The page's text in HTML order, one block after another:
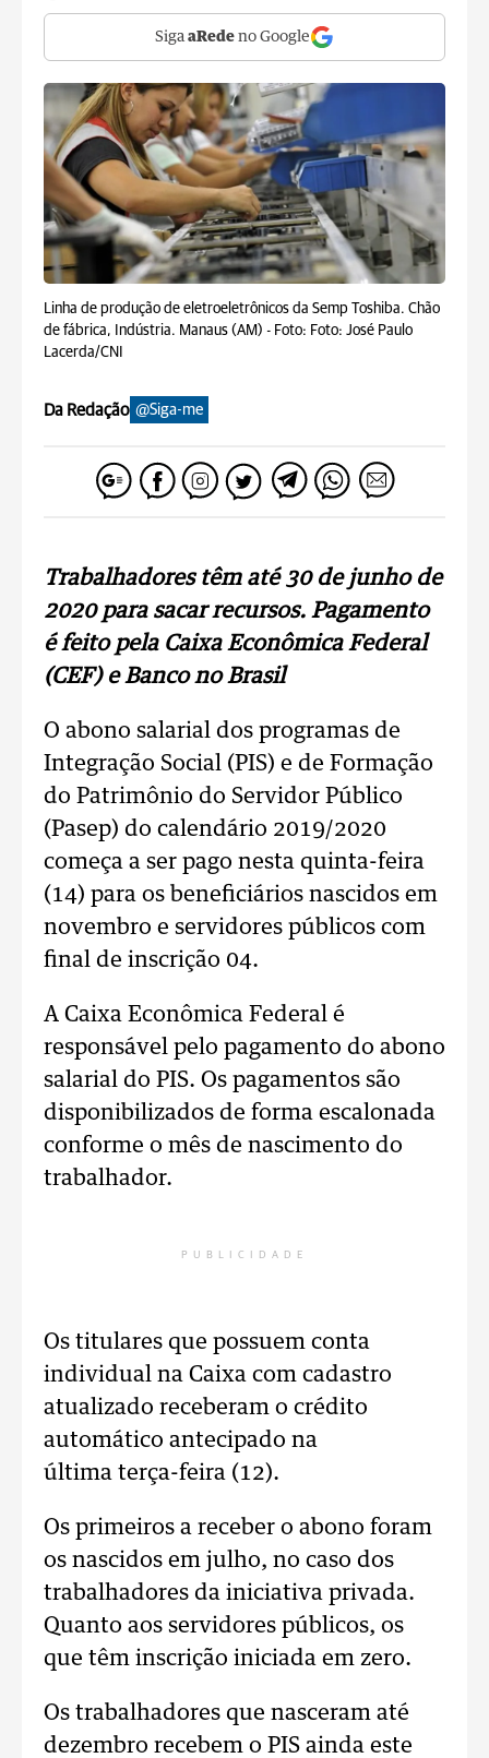
Siga aRede no Google
Linha de produção de eletroeletrônicos da Semp Toshiba. Chão
de fábrica, Indústria. Manaus (AM) - Foto: Foto: José Paulo
Lacerda/CNI
Da Redação @Siga-me
Trabalhadores têm até 30 de junho de
2020 para sacar recursos. Pagamento
é feito pela Caixa Econômica Federal
(CEF) e Banco no Brasil
O abono salarial dos programas de
Integração Social (PIS) e de Formação
do Patrimônio do Servidor Público
(Pasep) do calendário 2019/2020
começa a ser pago nesta quinta-feira
(14) para os beneficiários nascidos em
novembro e servidores públicos com
final de inscrição 04.
A Caixa Econômica Federal é
responsável pelo pagamento do abono
salarial do PIS. Os pagamentos são
disponibilizados de forma escalonada
conforme o mês de nascimento do
trabalhador.
PUBLICIDADE
Os titulares que possuem conta
individual na Caixa com cadastro
atualizado receberam o crédito
automático antecipado na
última terça-feira (12).
Os primeiros a receber o abono foram
os nascidos em julho, no caso dos
trabalhadores da iniciativa privada.
Quanto aos servidores públicos, os
que têm inscrição iniciada em zero.
Os trabalhadores que nasceram até
dezembro recebem o PIS ainda este